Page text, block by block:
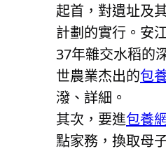
起首，對遺址及
計劃的實行。安
37年雜交水稻的
世農業杰出的包
潑、詳細。
其次，要進包養
點家務，換取母